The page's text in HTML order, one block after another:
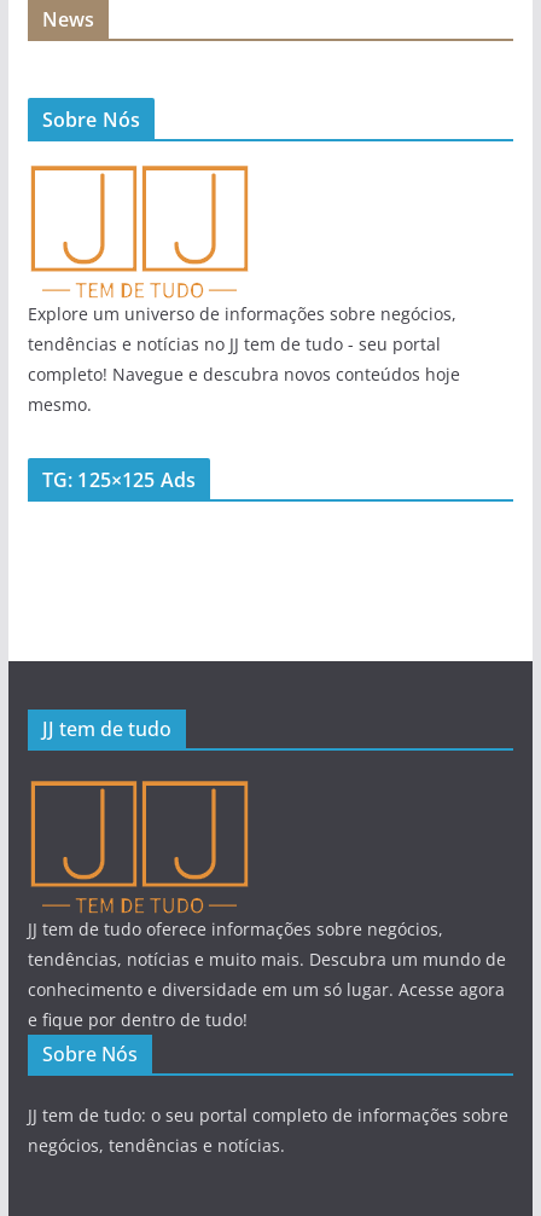
News
Sobre Nós
Explore um universo de informações sobre negócios,
tendências e notícias no JJ tem de tudo - seu portal
completo! Navegue e descubra novos conteúdos hoje
mesmo.
TG: 125×125 Ads
JJ tem de tudo
JJ tem de tudo oferece informações sobre negócios,
tendências, notícias e muito mais. Descubra um mundo de
conhecimento e diversidade em um só lugar. Acesse agora
e fique por dentro de tudo!
Sobre Nós
JJ tem de tudo: o seu portal completo de informações sobre
negócios, tendências e notícias.